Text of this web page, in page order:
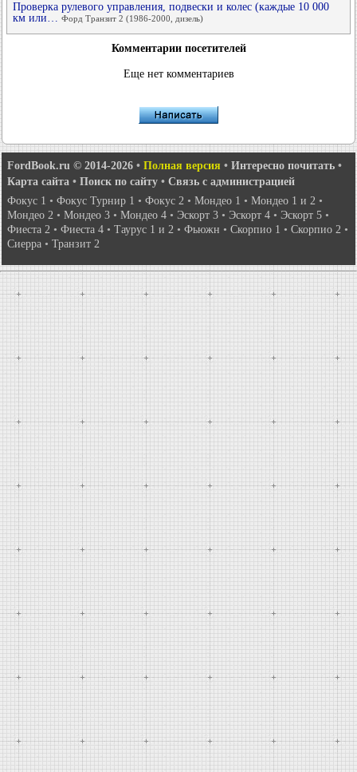
Проверка рулевого управления, подвески и колес (каждые 10 000
км или… Форд Транзит 2 (1986-2000, дизель)
Комментарии посетителей
Еще нет комментариев
FordBook.ru © 2014-2026 • Полная версия • Интересно почитать •
Карта сайта • Поиск по сайту • Связь с администрацией
Фокус 1 • Фокус Турнир 1 • Фокус 2 • Мондео 1 • Мондео 1 и 2 •
Мондео 2 • Мондео 3 • Мондео 4 • Эскорт 3 • Эскорт 4 • Эскорт 5 •
Фиеста 2 • Фиеста 4 • Таурус 1 и 2 • Фьюжн • Скорпио 1 • Скорпио 2 •
Сиерра • Транзит 2